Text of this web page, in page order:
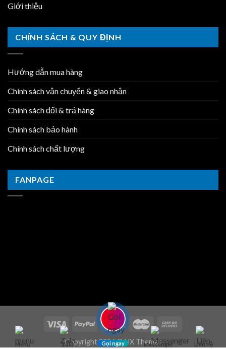
Giới thiệu
CHÍNH SÁCH & QUY ĐỊNH
Hướng dẫn mua hàng
Chính sách vận chuyển & giao nhận
Chính sách đổi & trả hàng
Chính sách bảo hành
Chính sách chất lượng
FANPAGE
Copyright 2026 ©UX Themes
Menu Zalo Gọi ngay Messenger Liên hệ